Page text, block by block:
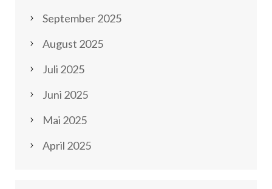
September 2025
August 2025
Juli 2025
Juni 2025
Mai 2025
April 2025